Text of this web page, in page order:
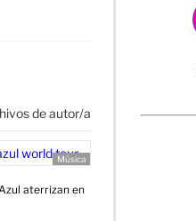
de autor/a
Música
aterrizan en